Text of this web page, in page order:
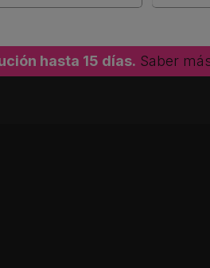
hasta 15 días. Saber